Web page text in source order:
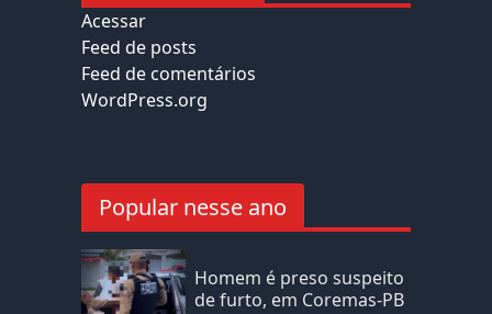
Acessar
Feed de posts
Feed de comentários
WordPress.org
Popular nesse ano
Homem é preso suspeito
de furto, em Coremas-PB